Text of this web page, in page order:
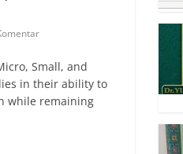
Small, and
in their ability to
while remaining